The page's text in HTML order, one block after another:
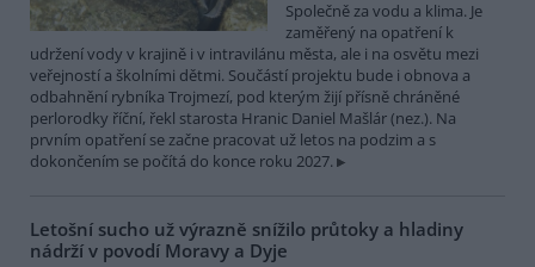
Společně za vodu a klima. Je
zaměřený na opatření k
udržení vody v krajině i v intravilánu města, ale i na osvětu mezi
veřejností a školními dětmi. Součástí projektu bude i obnova a
odbahnění rybníka Trojmezí, pod kterým žijí přísně chráněné
perlorodky říční, řekl starosta Hranic Daniel Mašlár (nez.). Na
prvním opatření se začne pracovat už letos na podzim a s
dokončením se počítá do konce roku 2027.
Letošní sucho už výrazně snížilo průtoky a hladiny
nádrží v povodí Moravy a Dyje